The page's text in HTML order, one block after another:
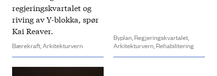
regjeringskvartalet og
riving av Y-blokka, spør
Kai Reaver.
Bærekraft,Arkitekturvern
Byplan, Regjeringskvartalet,
Arkitekturvern, Rehabilitering